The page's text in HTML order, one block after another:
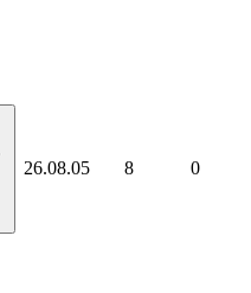
26.08.05 8 0